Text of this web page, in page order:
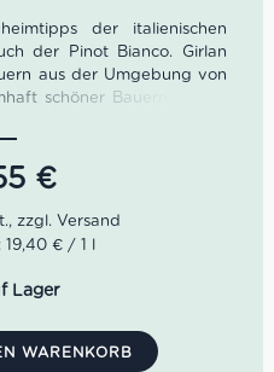
der italienischen
der Pinot Bianco. Girlan
aus der Umgebung von
schöner Bauernhof aus
bieten optimale
der Weine. Heute sind
von Girlan. Kellermeister
regen Austausch.
Holunder
hohe Ausdauer
€
19,40 € / 1 l
Lager
WARENKORB